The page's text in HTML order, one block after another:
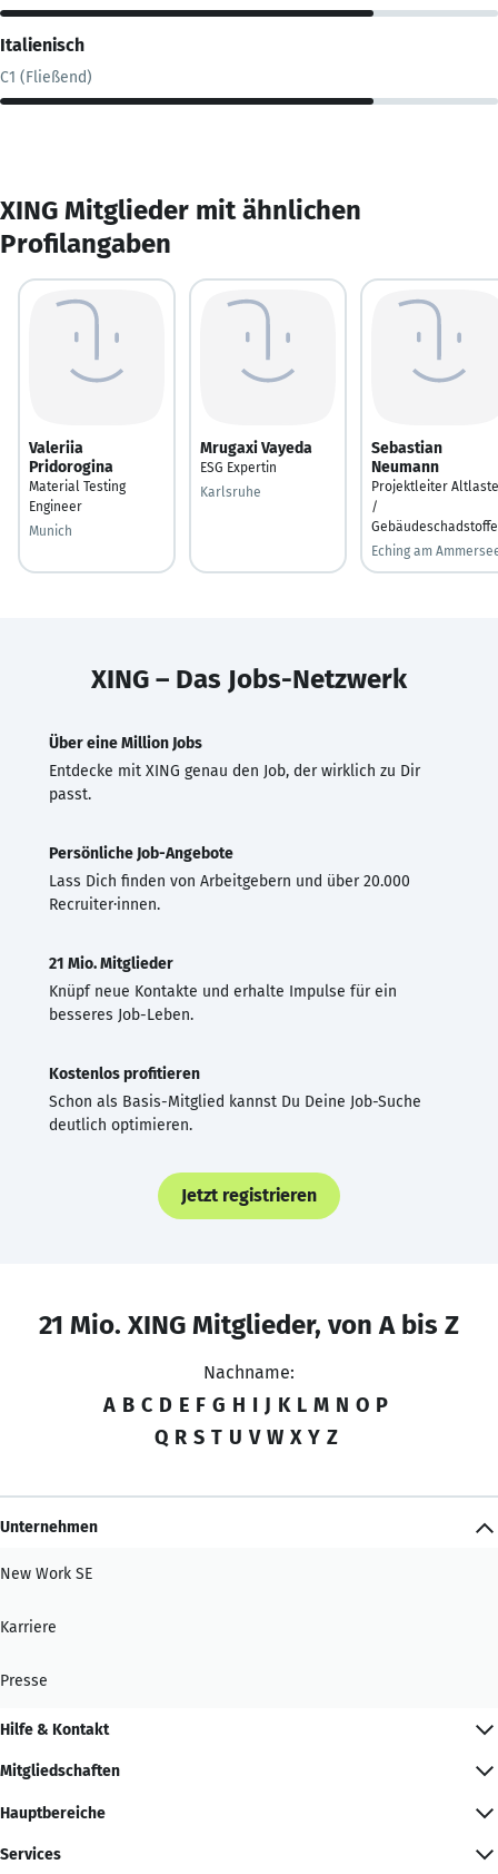
Italienisch
C1 (Fließend)
XING Mitglieder mit ähnlichen
Profilangaben
Valeriia
Pridorogina
Material Testing
Engineer
Munich
Mrugaxi Vayeda
ESG Expertin
Karlsruhe
Sebastian
Neumann
Projektleiter
/
Gebäudeschadstoffe
Eching am
XING – Das Jobs-Netzwerk
Über eine Million Jobs
Entdecke mit XING genau den Job, der wirklich zu Dir
passt.
Persönliche Job-Angebote
Lass Dich finden von Arbeitgebern und über 20.000
Recruiter·innen.
21 Mio. Mitglieder
Knüpf neue Kontakte und erhalte Impulse für ein
besseres Job-Leben.
Kostenlos profitieren
Schon als Basis-Mitglied kannst Du Deine Job-Suche
deutlich optimieren.
Jetzt registrieren
21 Mio. XING Mitglieder, von A bis Z
Nachname:
A B C D E F G H I J K L M N O P
Q R S T U V W X Y Z
Unternehmen
New Work SE
Karriere
Presse
Hilfe & Kontakt
Mitgliedschaften
Hauptbereiche
Services